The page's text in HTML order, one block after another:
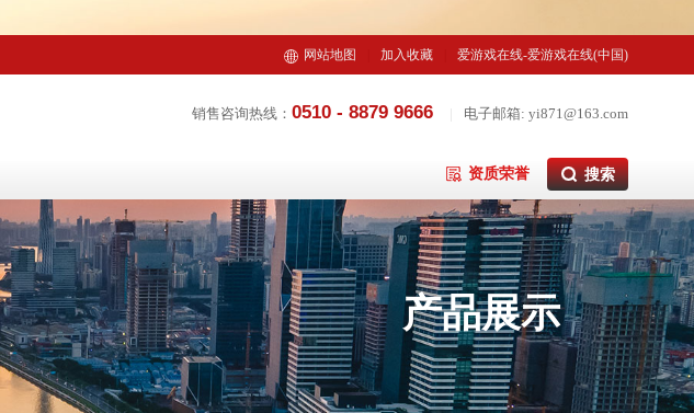
网站地图 加入收藏 爱游戏在线-爱游戏在线(中国)
销售咨询热线： 0510 - 8879 9666 电子邮箱: yi871@163.com
资质荣誉
产品展示